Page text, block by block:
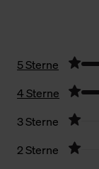
5 Sterne
4 Sterne
3 Sterne
2 Sterne